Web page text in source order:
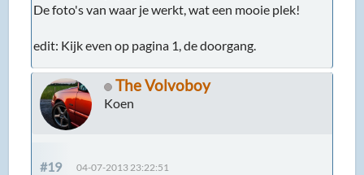
De foto's van waar je werkt, wat een mooie plek!
edit: Kijk even op pagina 1, de doorgang.
The Volvoboy
Koen
#19 04-07-2013 23:22:51